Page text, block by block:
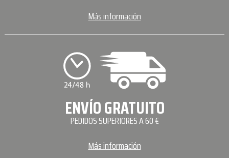
Más información
ENVÍO GRATUITO
PEDIDOS SUPERIORES A 60 €
Más información